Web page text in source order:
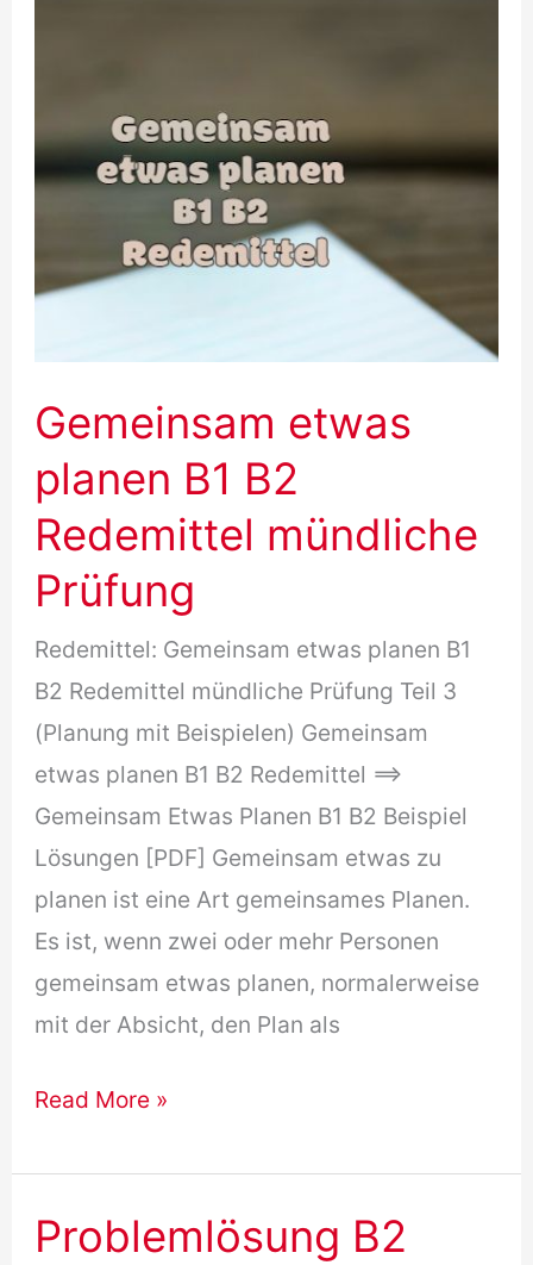
allgemein
Gemeinsam etwas
planen B1 B2
Redemittel mündliche
Prüfung
Redemittel: Gemeinsam etwas planen B1
B2 Redemittel mündliche Prüfung Teil 3
(Planung mit Beispielen) Gemeinsam
etwas planen B1 B2 Redemittel ==>
Gemeinsam Etwas Planen B1 B2 Beispiel
Lösungen [PDF] Gemeinsam etwas zu
planen ist eine Art gemeinsames Planen.
Es ist, wenn zwei oder mehr Personen
gemeinsam etwas planen, normalerweise
mit der Absicht, den Plan als
Gemeinsam
planen
B1
Read More »
Problemlösung B2